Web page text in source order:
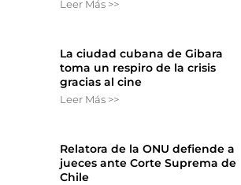
Leer Más >>
La ciudad cubana de Gibara
toma un respiro de la crisis
gracias al cine
Leer Más >>
Relatora de la ONU defiende a
jueces ante Corte Suprema de
Chile